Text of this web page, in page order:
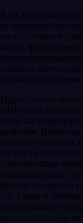
В то же время при
не выявлено
на психическое
кисти,
влиянии
психической сферы
Недостаточно
НПР детей раннего
когда
развития.
распространенные
организм
способностью
накапливаться в
функционального
[7]. Также в
исследования
аэротехногенное